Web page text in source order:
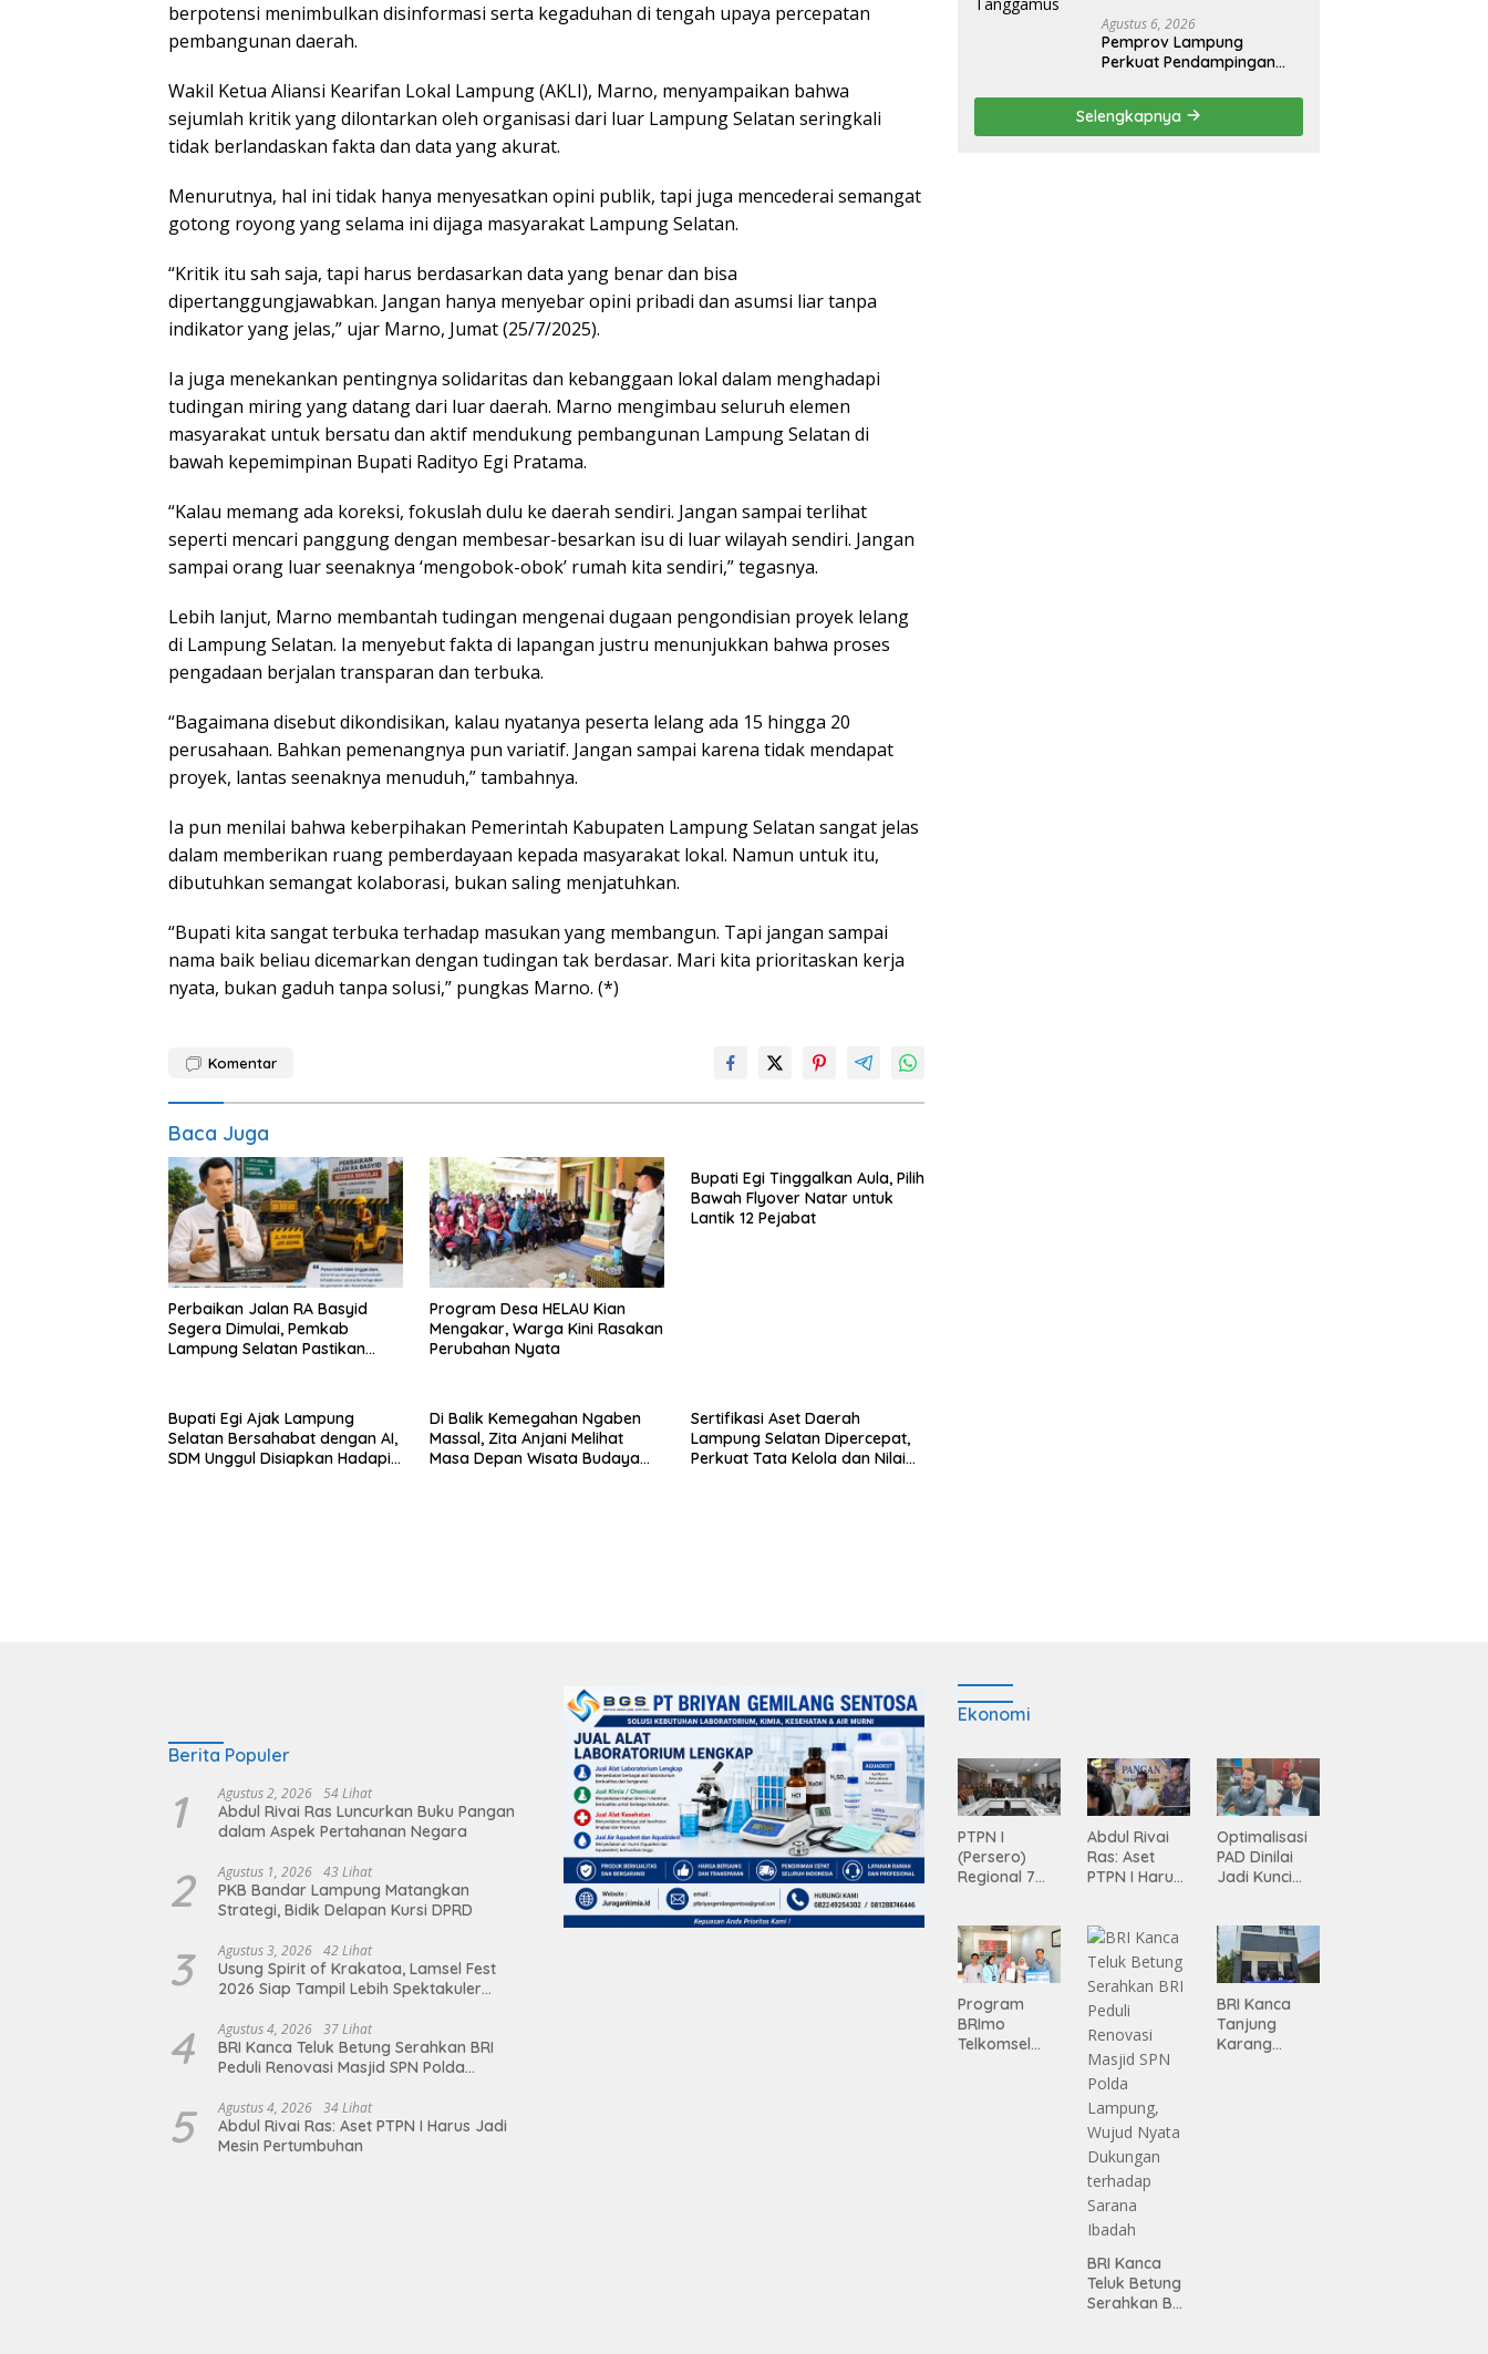
berpotensi menimbulkan disinformasi serta kegaduhan di tengah upaya percepatan
pembangunan daerah.
Wakil Ketua Aliansi Kearifan Lokal Lampung (AKLI), Marno, menyampaikan bahwa
sejumlah kritik yang dilontarkan oleh organisasi dari luar Lampung Selatan seringkali
tidak berlandaskan fakta dan data yang akurat.
Menurutnya, hal ini tidak hanya menyesatkan opini publik, tapi juga mencederai semangat
gotong royong yang selama ini dijaga masyarakat Lampung Selatan.
“Kritik itu sah saja, tapi harus berdasarkan data yang benar dan bisa
dipertanggungjawabkan. Jangan hanya menyebar opini pribadi dan asumsi liar tanpa
indikator yang jelas,” ujar Marno, Jumat (25/7/2025).
Ia juga menekankan pentingnya solidaritas dan kebanggaan lokal dalam menghadapi
tudingan miring yang datang dari luar daerah. Marno mengimbau seluruh elemen
masyarakat untuk bersatu dan aktif mendukung pembangunan Lampung Selatan di
bawah kepemimpinan Bupati Radityo Egi Pratama.
“Kalau memang ada koreksi, fokuslah dulu ke daerah sendiri. Jangan sampai terlihat
seperti mencari panggung dengan membesar-besarkan isu di luar wilayah sendiri. Jangan
sampai orang luar seenaknya ‘mengobok-obok’ rumah kita sendiri,” tegasnya.
Lebih lanjut, Marno membantah tudingan mengenai dugaan pengondisian proyek lelang
di Lampung Selatan. Ia menyebut fakta di lapangan justru menunjukkan bahwa proses
pengadaan berjalan transparan dan terbuka.
“Bagaimana disebut dikondisikan, kalau nyatanya peserta lelang ada 15 hingga 20
perusahaan. Bahkan pemenangnya pun variatif. Jangan sampai karena tidak mendapat
proyek, lantas seenaknya menuduh,” tambahnya.
Ia pun menilai bahwa keberpihakan Pemerintah Kabupaten Lampung Selatan sangat jelas
dalam memberikan ruang pemberdayaan kepada masyarakat lokal. Namun untuk itu,
dibutuhkan semangat kolaborasi, bukan saling menjatuhkan.
“Bupati kita sangat terbuka terhadap masukan yang membangun. Tapi jangan sampai
nama baik beliau dicemarkan dengan tudingan tak berdasar. Mari kita prioritaskan kerja
nyata, bukan gaduh tanpa solusi,” pungkas Marno. (*)
Komentar
Baca Juga
Perbaikan Jalan RA Basyid
Segera Dimulai, Pemkab
Lampung Selatan Pastikan
Program Desa HELAU Kian
Mengakar, Warga Kini Rasakan
Perubahan Nyata
Bupati Egi Tinggalkan Aula, Pilih
Bawah Flyover Natar untuk
Lantik 12 Pejabat
Bupati Egi Ajak Lampung
Selatan Bersahabat dengan AI,
SDM Unggul Disiapkan Hadapi
Di Balik Kemegahan Ngaben
Massal, Zita Anjani Melihat
Masa Depan Wisata Budaya
Sertifikasi Aset Daerah
Lampung Selatan Dipercepat,
Perkuat Tata Kelola dan Nilai
Agustus 6, 2026
Pemprov Lampung
Perkuat Pendampingan
Eliminasi TBC di
Tanggamus
Selengkapnya
Berita Populer
1 Agustus 2, 2026 54 Lihat
Abdul Rivai Ras Luncurkan Buku Pangan
dalam Aspek Pertahanan Negara
2 Agustus 1, 2026 43 Lihat
PKB Bandar Lampung Matangkan
Strategi, Bidik Delapan Kursi DPRD
3 Agustus 3, 2026 42 Lihat
Usung Spirit of Krakatoa, Lamsel Fest
2026 Siap Tampil Lebih Spektakuler
Artis Ibu Kota
4 Agustus 4, 2026 37 Lihat
BRI Kanca Teluk Betung Serahkan BRI
Peduli Renovasi Masjid SPN Polda
terhadap Sarana Ibadah
5 Agustus 4, 2026 34 Lihat
Abdul Rivai Ras: Aset PTPN I Harus Jadi
Mesin Pertumbuhan
Ekonomi
PTPN I
(Persero)
Regional 7
Pengamanan
Aset dari
Holding
Abdul Rivai
Ras: Aset
PTPN I Harus
Optimalisasi
PAD Dinilai
Jadi Kunci
n
Infrastruktur
Lampung
Program
BRImo
Telkomsel
BRI Kanca
Teluk Betung
Serahkan BRI
BRI Kanca
Tanjung
Karang